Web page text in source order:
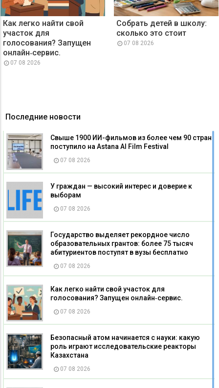
Как легко найти свой
участок для
голосования? Запущен
онлайн‑сервис.
07 08 2026
Собрать детей в школу:
сколько это стоит
07 08 2026
Последние новости
Свыше 1900 ИИ-фильмов из более чем 90 стран
поступило на Astana AI Film Festival
07 08 2026
У граждан — высокий интерес и доверие к
выборам
07 08 2026
Государство выделяет рекордное число
образовательных грантов: более 75 тысяч
абитуриентов поступят в вузы бесплатно
07 08 2026
Как легко найти свой участок для
голосования? Запущен онлайн‑сервис.
07 08 2026
Безопасный атом начинается с науки: какую
роль играют исследовательские реакторы
Казахстана
07 08 2026